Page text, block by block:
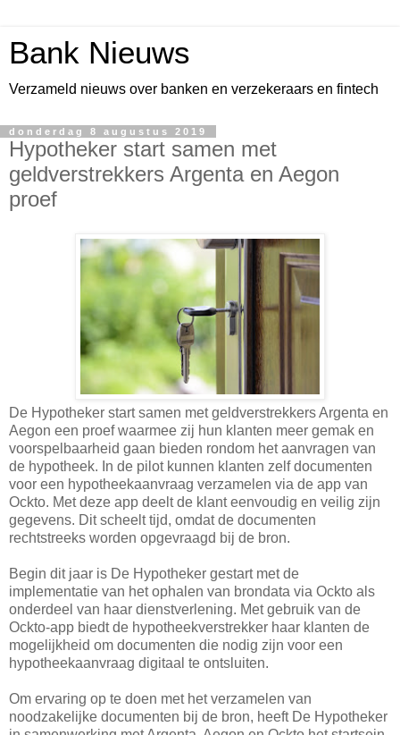
Bank Nieuws
Verzameld nieuws over banken en verzekeraars en fintech
donderdag 8 augustus 2019
Hypotheker start samen met
geldverstrekkers Argenta en Aegon
proef
De Hypotheker start samen met geldverstrekkers Argenta en
Aegon een proef waarmee zij hun klanten meer gemak en
voorspelbaarheid gaan bieden rondom het aanvragen van
de hypotheek. In de pilot kunnen klanten zelf documenten
voor een hypotheekaanvraag verzamelen via de app van
Ockto. Met deze app deelt de klant eenvoudig en veilig zijn
gegevens. Dit scheelt tijd, omdat de documenten
rechtstreeks worden opgevraagd bij de bron.
Begin dit jaar is De Hypotheker gestart met de
implementatie van het ophalen van brondata via Ockto als
onderdeel van haar dienstverlening. Met gebruik van de
Ockto-app biedt de hypotheekverstrekker haar klanten de
mogelijkheid om documenten die nodig zijn voor een
hypotheekaanvraag digitaal te ontsluiten.
Om ervaring op te doen met het verzamelen van
noodzakelijke documenten bij de bron, heeft De Hypotheker